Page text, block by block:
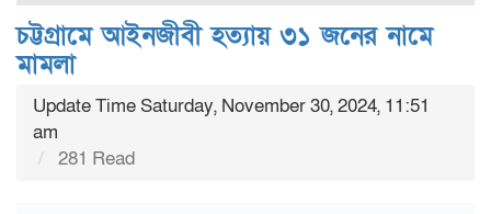
চট্টগ্রামে আইনজীবী হত্যায় ৩১ জনের নামে
মামলা
Update Time Saturday, November 30, 2024, 11:51
am
281 Read